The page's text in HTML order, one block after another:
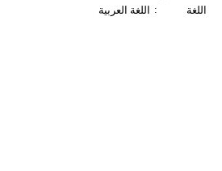
اللغة
: اللغة العربية